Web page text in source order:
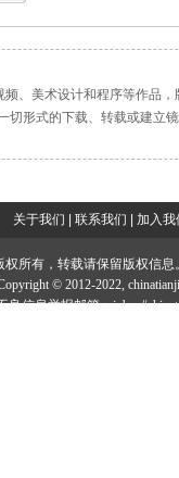
、美术设计和程序等作品
切形式的下载、转载或建立
关于我们 联系我们 加入我
所有，转载请保留版权信息
© 2012-2022,
良信息举报邮箱：